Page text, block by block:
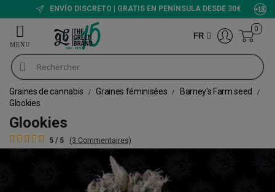
ENVÍO DISCRETO | GRATIS EN PENÍNSULA DESDE 30€
FR
0
Graines de cannabis Graines féminisées
Barney's Farm seed
Glookies
Glookies
5 / 5 (3 Commentaires)